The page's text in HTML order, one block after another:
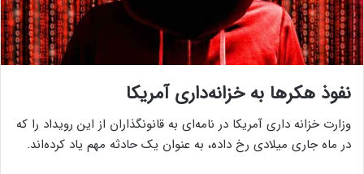
نفوذ هکرها به خزانه‌داری آمریکا
وزارت خزانه داری آمریکا در نامه‌ای به قانونگذاران از این رویداد را که
در ماه جاری میلادی رخ داده، به عنوان یک حادثه مهم یاد کرده‌اند.